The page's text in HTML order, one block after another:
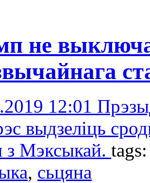
не
12:01
выдзеліць
Мэксыкай.
, сьцяна